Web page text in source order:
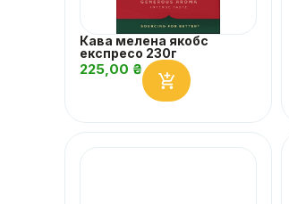
Кава мелена якобс
експресо 230г
225,00 ₴